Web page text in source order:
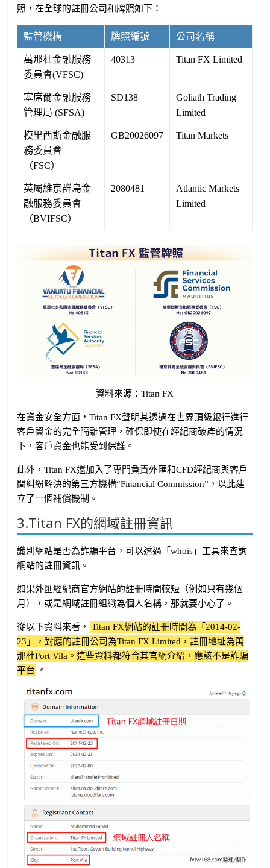
照，在全球的註冊公司和牌照如下：
監管機構 牌照編號 公司名稱
萬那杜金融服務
委員會(VFSC)
40313 Titan FX Limited
塞席爾金融服務
管理局 (SFSA)
SD138
Goliath Trading
Limited
模里西斯金融服
務委員會
（FSC）
GB20026097 Titan Markets
英屬維京群島金
融服務委員會
（BVIFSC）
2080481
Atlantic Markets
Limited
資料來源：Titan FX
在資金安全方面，Titan FX聲明其透過在世界頂級銀行進行
客戶資金的完全隔離管理，確保即使在經紀商破產的情況
下，客戶資金也能受到保護。
此外，Titan FX還加入了專門負責外匯和CFD經紀商與客戶
間糾紛解決的第三方機構“Financial Commission”，以此建
立了一個補償機制。
3.Titan FX的網域註冊資訊
識別網站是否為詐騙平台，可以透過「whois」工具來查詢
網站的註冊資訊。
如果外匯經紀商官方網站的註冊時間較短（例如只有幾個
月），或是網域註冊組織為個人名稱，那就要小心了。
從以下資料來看，
Titan FX網站的註冊時間為「2014-02-
23」，對應的註冊公司為Titan FX Limited，註冊地址為萬
那杜Port Vila。這些資料都符合其官網介紹，應該不是詐騙
平台
。